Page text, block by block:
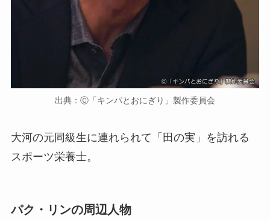
出典：Ⓒ「キンパとおにぎり」製作委員会
大河の元同級生に連れられて「田の実」を訪れる
スポーツ栄養士。
パク・リンの周辺人物